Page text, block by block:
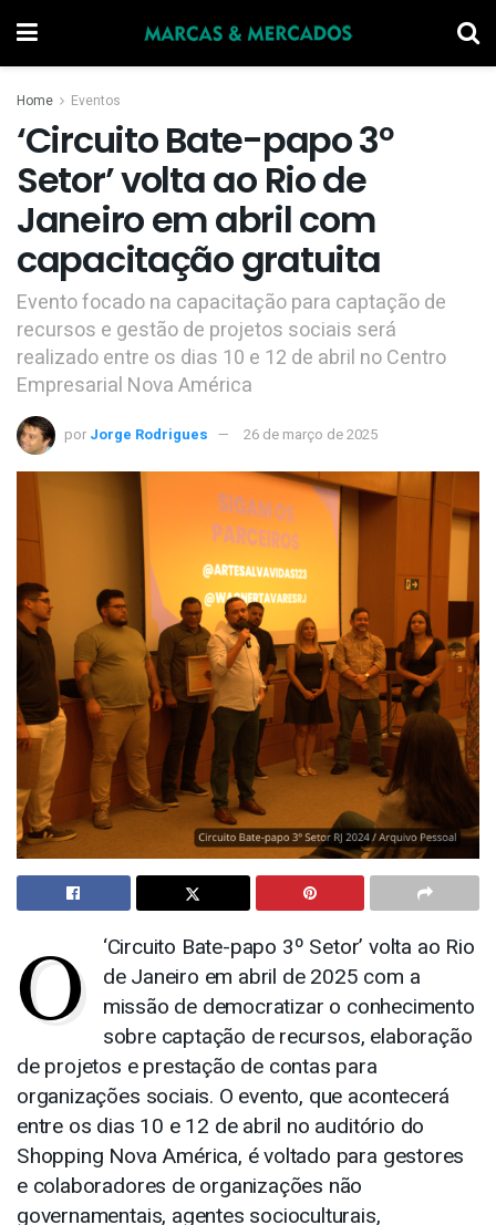
Home Eventos
‘Circuito Bate-papo 3º
Setor’ volta ao Rio de
Janeiro em abril com
capacitação gratuita
Evento focado na capacitação para captação de
recursos e gestão de projetos sociais será
realizado entre os dias 10 e 12 de abril no Centro
Empresarial Nova América
por Jorge Rodrigues 26 de março de 2025
O
‘Circuito Bate-papo 3º Setor’ volta ao Rio
de Janeiro em abril de 2025 com a
missão de democratizar o conhecimento
sobre captação de recursos, elaboração
de projetos e prestação de contas para
organizações sociais. O evento, que acontecerá
entre os dias 10 e 12 de abril no auditório do
Shopping Nova América, é voltado para gestores
e colaboradores de organizações não
governamentais, agentes socioculturais,